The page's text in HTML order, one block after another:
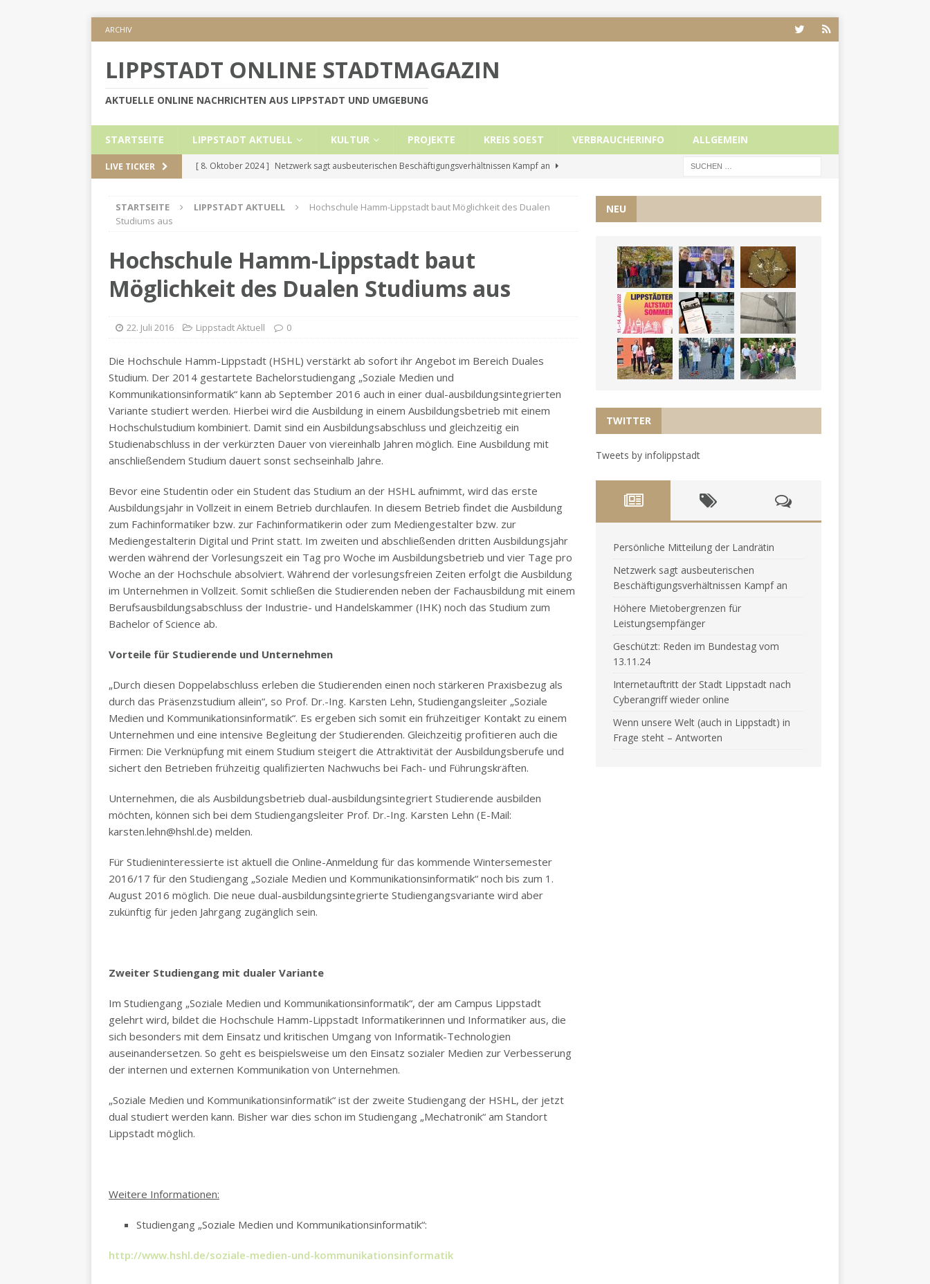
ARCHIV
LIPPSTADT ONLINE STADTMAGAZIN
AKTUELLE ONLINE NACHRICHTEN AUS LIPPSTADT UND UMGEBUNG
STARTSEITE LIPPSTADT AKTUELL KULTUR PROJEKTE KREIS SOEST VERBRAUCHERINFO ALLGEMEIN
LIVE TICKER [ 8. Oktober 2024 ] Netzwerk sagt ausbeuterischen Beschäftigungsverhältnissen Kampf an
[ 5. September 2024 ]
Höhere Mietobergrenzen für Leistungsempfänger
KREIS SOEST
[ 30. Mai 2024 ] Internetauftritt der Stadt Lippstadt nach Cyberangriff wieder online
LIPPSTADT AKTUELL
STARTSEITE LIPPSTADT AKTUELL
Hochschule Hamm-Lippstadt baut Möglichkeit des Dualen
Studiums aus
Hochschule Hamm-Lippstadt baut
Möglichkeit des Dualen Studiums aus
22. Juli 2016 Lippstadt Aktuell 0
Die Hochschule Hamm-Lippstadt (HSHL) verstärkt ab sofort ihr Angebot im Bereich Duales
Studium. Der 2014 gestartete Bachelorstudiengang „Soziale Medien und
Kommunikationsinformatik“ kann ab September 2016 auch in einer dual-ausbildungsintegrierten
Variante studiert werden. Hierbei wird die Ausbildung in einem Ausbildungsbetrieb mit einem
Hochschulstudium kombiniert. Damit sind ein Ausbildungsabschluss und gleichzeitig ein
Studienabschluss in der verkürzten Dauer von viereinhalb Jahren möglich. Eine Ausbildung mit
anschließendem Studium dauert sonst sechseinhalb Jahre.
Bevor eine Studentin oder ein Student das Studium an der HSHL aufnimmt, wird das erste
Ausbildungsjahr in Vollzeit in einem Betrieb durchlaufen. In diesem Betrieb findet die Ausbildung
zum Fachinformatiker bzw. zur Fachinformatikerin oder zum Mediengestalter bzw. zur
Mediengestalterin Digital und Print statt. Im zweiten und abschließenden dritten Ausbildungsjahr
werden während der Vorlesungszeit ein Tag pro Woche im Ausbildungsbetrieb und vier Tage pro
Woche an der Hochschule absolviert. Während der vorlesungsfreien Zeiten erfolgt die Ausbildung
im Unternehmen in Vollzeit. Somit schließen die Studierenden neben der Fachausbildung mit einem
Berufsausbildungsabschluss der Industrie- und Handelskammer (IHK) noch das Studium zum
Bachelor of Science ab.
Vorteile für Studierende und Unternehmen
„Durch diesen Doppelabschluss erleben die Studierenden einen noch stärkeren Praxisbezug als
durch das Präsenzstudium allein“, so Prof. Dr.-Ing. Karsten Lehn, Studiengangsleiter „Soziale
Medien und Kommunikationsinformatik“. Es ergeben sich somit ein frühzeitiger Kontakt zu einem
Unternehmen und eine intensive Begleitung der Studierenden. Gleichzeitig profitieren auch die
Firmen: Die Verknüpfung mit einem Studium steigert die Attraktivität der Ausbildungsberufe und
sichert den Betrieben frühzeitig qualifizierten Nachwuchs bei Fach- und Führungskräften.
Unternehmen, die als Ausbildungsbetrieb dual-ausbildungsintegriert Studierende ausbilden
möchten, können sich bei dem Studiengangsleiter Prof. Dr.-Ing. Karsten Lehn (E-Mail:
karsten.lehn@hshl.de) melden.
Für Studieninteressierte ist aktuell die Online-Anmeldung für das kommende Wintersemester
2016/17 für den Studiengang „Soziale Medien und Kommunikationsinformatik“ noch bis zum 1.
August 2016 möglich. Die neue dual-ausbildungsintegrierte Studiengangsvariante wird aber
zukünftig für jeden Jahrgang zugänglich sein.
Zweiter Studiengang mit dualer Variante
Im Studiengang „Soziale Medien und Kommunikationsinformatik“, der am Campus Lippstadt
gelehrt wird, bildet die Hochschule Hamm-Lippstadt Informatikerinnen und Informatiker aus, die
sich besonders mit dem Einsatz und kritischen Umgang von Informatik-Technologien
auseinandersetzen. So geht es beispielsweise um den Einsatz sozialer Medien zur Verbesserung
der internen und externen Kommunikation von Unternehmen.
„Soziale Medien und Kommunikationsinformatik“ ist der zweite Studiengang der HSHL, der jetzt
dual studiert werden kann. Bisher war dies schon im Studiengang „Mechatronik“ am Standort
Lippstadt möglich.
Weitere Informationen:
Studiengang „Soziale Medien und Kommunikationsinformatik“:
http://www.hshl.de/soziale-medien-und-kommunikationsinformatik
NEU
TWITTER
Tweets by infolippstadt
Persönliche Mitteilung der Landrätin
Netzwerk sagt ausbeuterischen
Beschäftigungsverhältnissen Kampf an
Höhere Mietobergrenzen für
Leistungsempfänger
Geschützt: Reden im Bundestag vom
13.11.24
Internetauftritt der Stadt Lippstadt nach
Cyberangriff wieder online
Wenn unsere Welt (auch in Lippstadt) in
Frage steht – Antworten